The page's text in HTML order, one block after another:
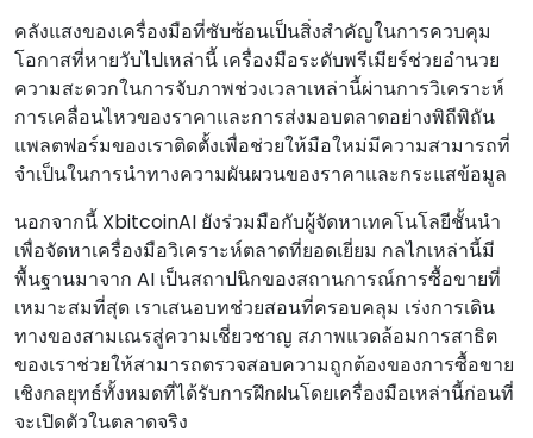
คลังแสงของเครื่องมือที่ซับซ้อนเป็นสิ่งสําคัญในการควบคุม
โอกาสที่หายวับไปเหล่านี้ เครื่องมือระดับพรีเมียร์ช่วยอํานวย
ความสะดวกในการจับภาพช่วงเวลาเหล่านี้ผ่านการวิเคราะห์
การเคลื่อนไหวของราคาและการส่งมอบตลาดอย่างพิถีพิถัน
แพลตฟอร์มของเราติดตั้งเพื่อช่วยให้มือใหม่มีความสามารถที่
จําเป็นในการนําทางความผันผวนของราคาและกระแสข้อมูล
นอกจากนี้ XbitcoinAI ยังร่วมมือกับผู้จัดหาเทคโนโลยีชั้นนํา
เพื่อจัดหาเครื่องมือวิเคราะห์ตลาดที่ยอดเยี่ยม กลไกเหล่านี้มี
พื้นฐานมาจาก AI เป็นสถาปนิกของสถานการณ์การซื้อขายที่
เหมาะสมที่สุด เราเสนอบทช่วยสอนที่ครอบคลุม เร่งการเดิน
ทางของสามเณรสู่ความเชี่ยวชาญ สภาพแวดล้อมการสาธิต
ของเราช่วยให้สามารถตรวจสอบความถูกต้องของการซื้อขาย
เชิงกลยุทธ์ทั้งหมดที่ได้รับการฝึกฝนโดยเครื่องมือเหล่านี้ก่อนที่
จะเปิดตัวในตลาดจริง